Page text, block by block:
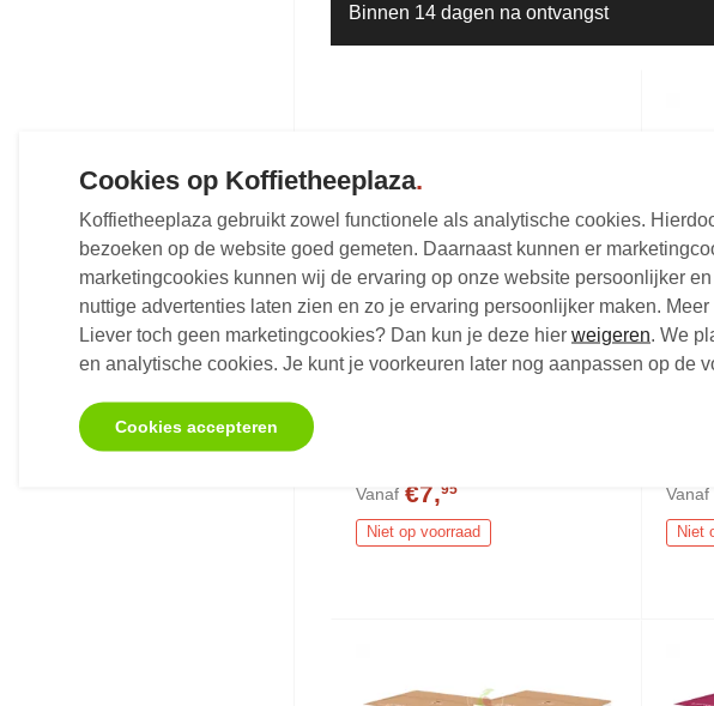
Binnen 14 dagen na ontvangst
Vanaf €7,95
Niet op voorraad
Vanaf
Niet
Cookies op Koffietheeplaza.
Koffietheeplaza gebruikt zowel functionele als analytische cookies.
bezoeken op de website goed gemeten. Daarnaast kunnen er
marketingcookies kunnen wij de ervaring op onze website persoonlijker
nuttige advertenties laten zien en zo je ervaring persoonlijker maken.
Liever toch geen marketingcookies? Dan kun je deze hier weigeren . We
en analytische cookies. Je kunt je voorkeuren later nog aanpassen op de
Cookies accepteren